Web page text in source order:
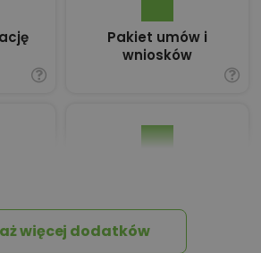
Pakiet umów i
wniosków
więcej dodatków